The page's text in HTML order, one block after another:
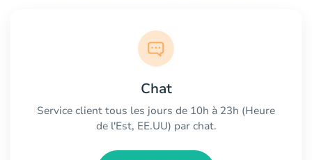
Chat
Service client tous les jours de 10h à 23h (Heure
de l'Est, EE.UU) par chat.